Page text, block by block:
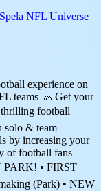
Spela NFL Universe
experience on
teams 🧢 Get your
football
solo & team
by increasing your
of football fans
PARK! • FIRST
(Park) • NEW